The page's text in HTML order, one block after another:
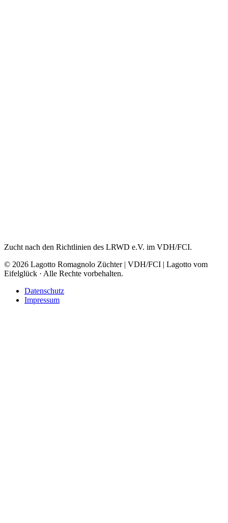
Zucht nach den Richtlinien des LRWD e.V. im VDH/FCI.
© 2026 Lagotto Romagnolo Züchter | VDH/FCI | Lagotto vom
Eifelglück · Alle Rechte vorbehalten.
Datenschutz
Impressum